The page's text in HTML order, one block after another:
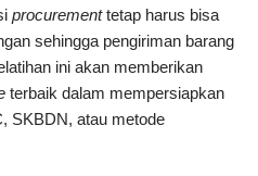
procurementtetap harus bisa
sehingga pengiriman barang
ini akan memberikan
terbaik dalam mempersiapkan
SKBDN, atau metode